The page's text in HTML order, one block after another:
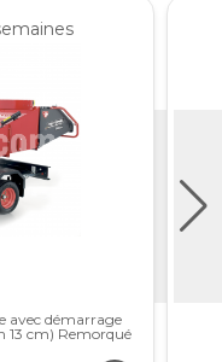
avec démarrage
13 cm) Remorqué